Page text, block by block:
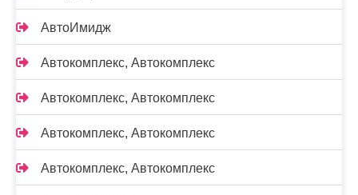
АвтоИмидж
Автокомплекс, Автокомплекс
Автокомплекс, Автокомплекс
Автокомплекс, Автокомплекс
Автокомплекс, Автокомплекс